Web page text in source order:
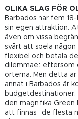
OLIKA SLAG FÖR
Barbados har fem
sin egen attraktion.
även om vissa
svårt att spela någon
flexibel och betala
dilemmaet eftersom
orterna. Men detta
annat i Barbados är
budgetdestinationer.
den magnifika Green
att finnas i de flesta